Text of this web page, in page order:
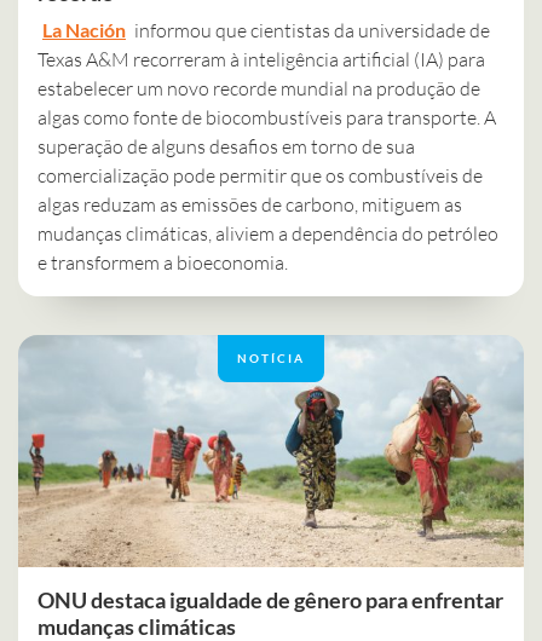
La Nación informou que cientistas da universidade de
Texas A&M recorreram à inteligência artificial (IA) para
estabelecer um novo recorde mundial na produção de
algas como fonte de biocombustíveis para transporte. A
superação de alguns desafios em torno de sua
comercialização pode permitir que os combustíveis de
algas reduzam as emissões de carbono, mitiguem as
mudanças climáticas, aliviem a dependência do petróleo
e transformem a bioeconomia.
NOTÍCIA
ONU destaca igualdade de gênero para enfrentar
mudanças climáticas